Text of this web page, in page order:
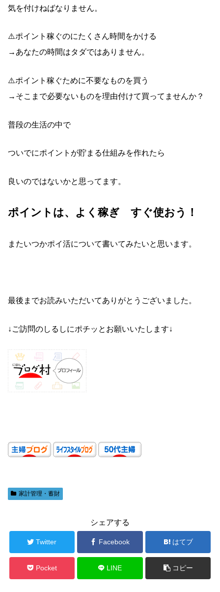
気を付けねばなりません。
⚠️ポイント稼ぐのにたくさん時間をかける
→あなたの時間はタダではありません。
⚠️ポイント稼ぐために不要なものを買う
→そこまで必要ないものを理由付けて買ってませんか？
普段の生活の中で
ついでにポイントが貯まる仕組みを作れたら
良いのではないかと思ってます。
ポイントは、よく稼ぎ すぐ使おう！
またいつかポイ活について書いてみたいと思います。
最後までお読みいただいてありがとうございました。
↓ご訪問のしるしにポチッとお願いいたします↓
家計管理・蓄財
シェアする
Twitter Facebook はてブ
Pocket LINE コピー